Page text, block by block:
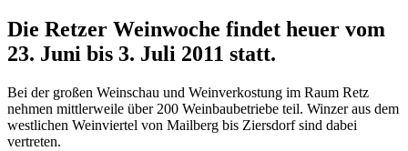
Die Retzer Weinwoche findet heuer vom
23. Juni bis 3. Juli 2011 statt.
Bei der großen Weinschau und Weinverkostung im Raum Retz
nehmen mittlerweile über 200 Weinbaubetriebe teil. Winzer aus dem
westlichen Weinviertel von Mailberg bis Ziersdorf sind dabei
vertreten.